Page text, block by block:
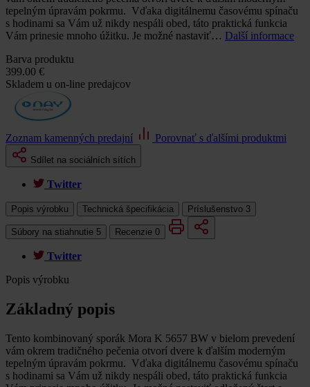
tepelným úpravám pokrmu. Vďaka digitálnemu časovému spínaču
s hodinami sa Vám už nikdy nespáli obed, táto praktická funkcia
Vám prinesie mnoho úžitku. Je možné nastaviť… Další informace
Barva produktu
399.00 €
Skladem u on-line predajcov
Zoznam kamenných predajní Porovnať s ďalšími produktmi
Sdílet na sociálních sítích
Twitter
Popis výrobku Technická špecifikácia Príslušenstvo 3
Súbory na stiahnutie 5 Recenzie 0
Twitter
Popis výrobku
Základný popis
Tento kombinovaný sporák Mora K 5657 BW v bielom prevedení
vám okrem tradičného pečenia otvorí dvere k ďalším moderným
tepelným úpravám pokrmu. Vďaka digitálnemu časovému spínaču
s hodinami sa Vám už nikdy nespáli obed, táto praktická funkcia